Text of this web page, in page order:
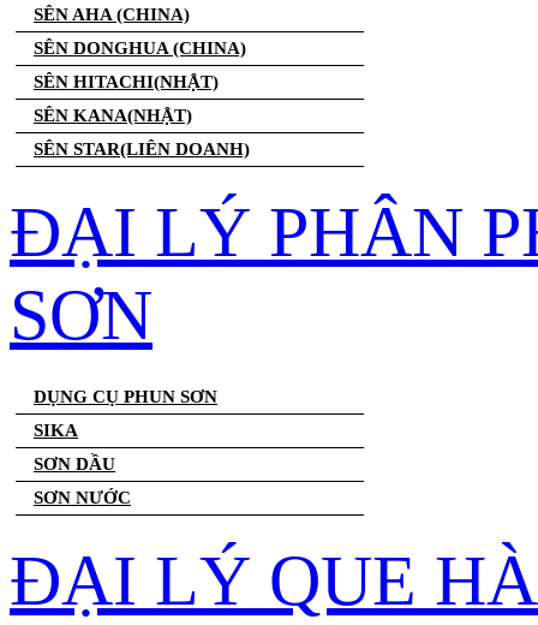
SÊN AHA (CHINA)
SÊN DONGHUA (CHINA)
SÊN HITACHI(NHẬT)
SÊN KANA(NHẬT)
SÊN STAR(LIÊN DOANH)
ĐẠI LÝ PHÂN
SƠN
DỤNG CỤ PHUN SƠN
SIKA
SƠN DẦU
SƠN NƯỚC
ĐẠI LÝ QUE